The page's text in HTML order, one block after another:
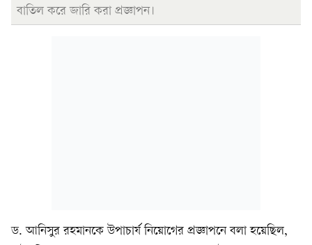
বাতিল করে জারি করা প্রজ্ঞাপন।
ড. আনিসুর রহমানকে উপাচার্য নিয়োগের প্রজ্ঞাপনে বলা হয়েছিল,